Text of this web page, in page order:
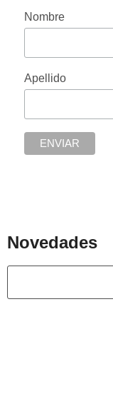
Nombre
Apellido
Novedades